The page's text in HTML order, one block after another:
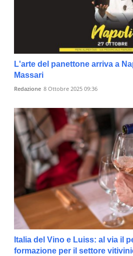
L'arte del panettone arriva a
Massari
Redazione 8 Ottobre 2025 09:36
Italia del Vino e Luiss: al via il
formazione per il settore